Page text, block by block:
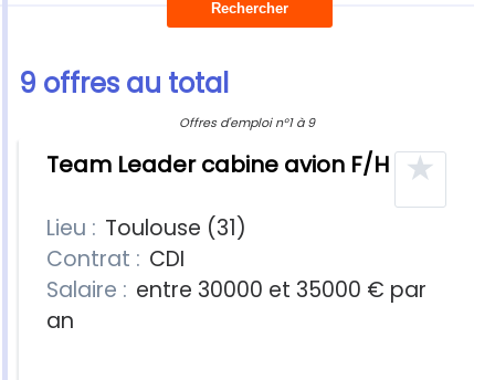
9 offres au total
Offres d'emploi n°1 à 9
Team Leader cabine avion F/H ★
Lieu : Toulouse (31)
Contrat : CDI
Salaire : entre 30000 et 35000 € par
an